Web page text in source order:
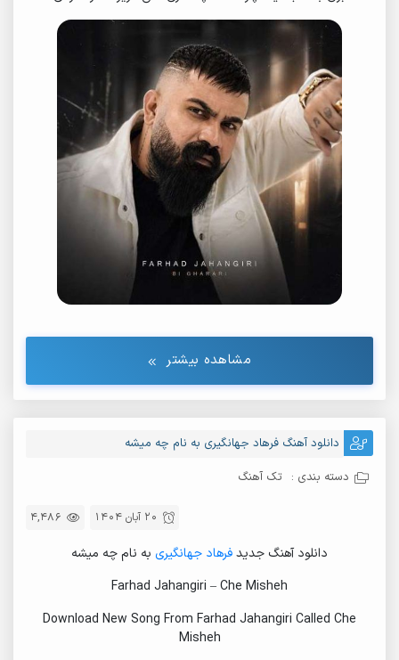
54. Farhad Jahangiri - Rasme Zamaneh (Teaser)
Rage Khab
Delgir
Setareh Bakht
Manto Chocolati
Daftar Eshgh
Kamari Souar
63.
Farhad Jahangiri - Konj Virana
71. Ali Gian & Sharmandam
Farhad Jahangiri - Ali Gian
Farhad Jahangiri - Ali Gian
74. Farhad Jahangiri - Sharmandam
Farhad Jahangiri - Sharmandam
مشاهده بیشتر
دانلود آهنگ فرهاد جهانگیری به نام چه میشه
دسته بندی : تک آهنگ
4,486 20 آبان 1404
دانلود آهنگ جدیدفرهاد جهانگیری به نام چه میشه
Farhad Jahangiri – Che Misheh
Download New Song From Farhad Jahangiri Called Che
Misheh